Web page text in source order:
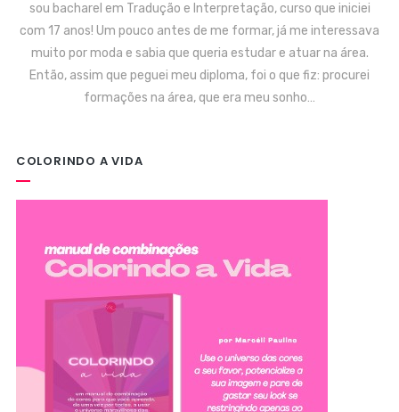
sou bacharel em Tradução e Interpretação, curso que iniciei
com 17 anos! Um pouco antes de me formar, já me interessava
muito por moda e sabia que queria estudar e atuar na área.
Então, assim que peguei meu diploma, foi o que fiz: procurei
formações na área, que era meu sonho…
COLORINDO A VIDA